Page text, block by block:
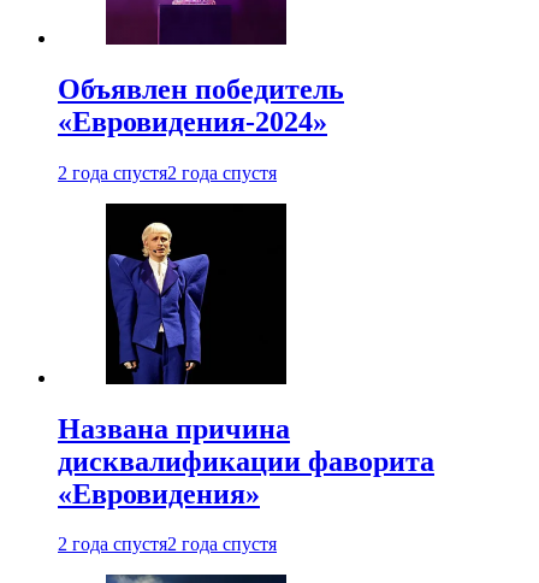
Объявлен победитель
«Евровидения-2024»
2 года спустя2 года спустя
Названа причина
дисквалификации фаворита
«Евровидения»
2 года спустя2 года спустя